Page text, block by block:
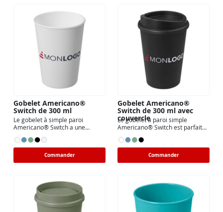
Gobelet Americano®
Switch de 300 ml
Le gobelet à simple paroi
Americano® Switch a une
Commander
Gobelet Americano®
Switch de 300 ml avec
couvercle
Le gobelet à paroi simple
Americano® Switch est parfait
Commander